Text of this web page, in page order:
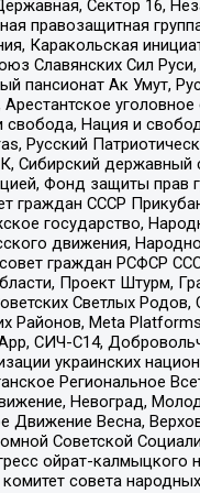
Сектор 16,
правозащитная
Каракольская
Славянских Сил
пансионат Ак Умут,
уголовное
Нация и
Русский
Сибирский
Фонд защиты прав
граждан СССР
государство,
движения,
граждан РСФСР
Проект Штурм,
Светлых Родов,
Районов, Meta
СИЧ-С14,
украинских
Региональное
Невоград,
Движение Весна,
Советской
ойрат-калмыцкого
совета